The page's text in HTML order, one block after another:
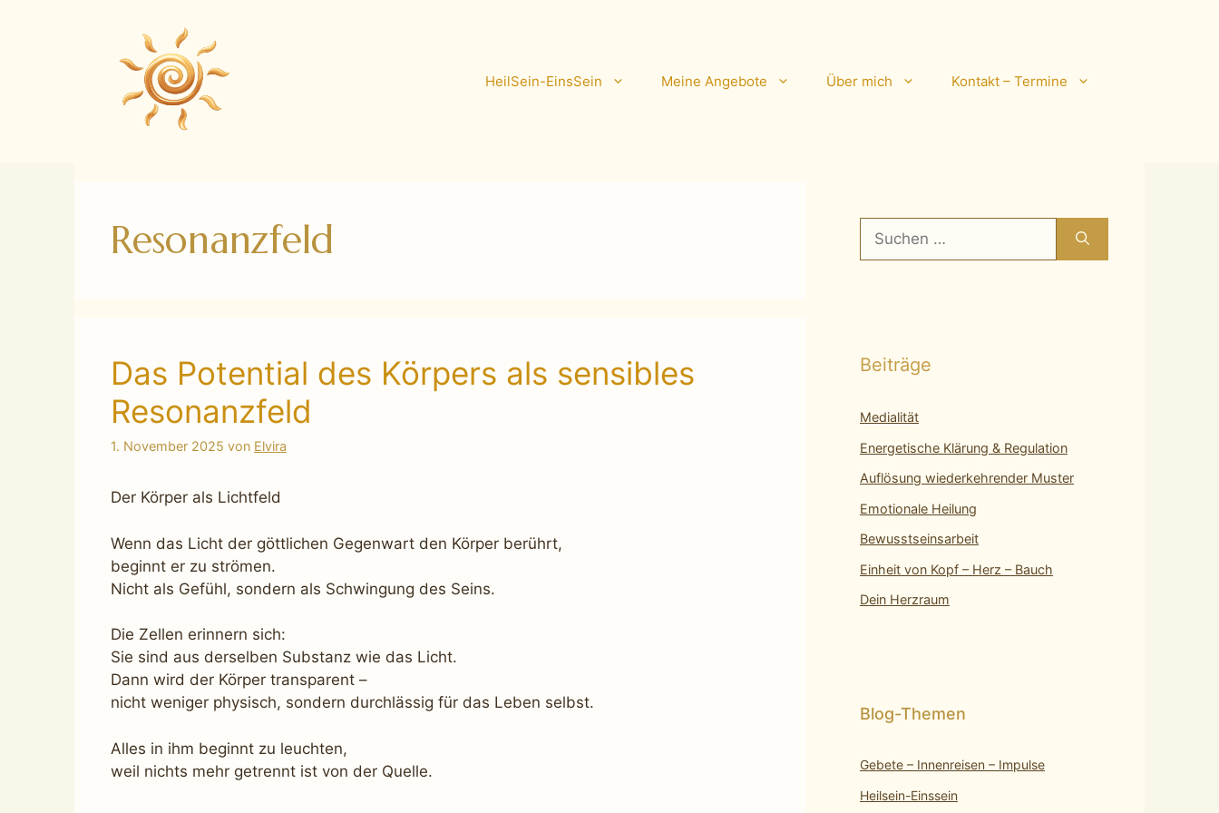
HeilSein-EinsSein Meine Angebote Über mich Kontakt – Termine
Resonanzfeld
Das Potential des Körpers als sensibles
Resonanzfeld
1. November 2025 von Elvira
Der Körper als Lichtfeld
Wenn das Licht der göttlichen Gegenwart den Körper berührt,
beginnt er zu strömen.
Nicht als Gefühl, sondern als Schwingung des Seins.
Die Zellen erinnern sich:
Sie sind aus derselben Substanz wie das Licht.
Dann wird der Körper transparent –
nicht weniger physisch, sondern durchlässig für das Leben selbst.
Alles in ihm beginnt zu leuchten,
weil nichts mehr getrennt ist von der Quelle.
Suchen
nach:
Beiträge
Medialität
Energetische Klärung & Regulation
Auflösung wiederkehrender Muster
Emotionale Heilung
Bewusstseinsarbeit
Einheit von Kopf – Herz – Bauch
Dein Herzraum
Gebete – Innenreisen – Impulse
Heilsein-Einssein